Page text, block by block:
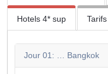
Hotels 4* sup Tarifs
Jour 01: … Bangkok